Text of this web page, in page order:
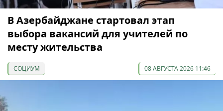
В Азербайджане стартовал этап
выбора вакансий для учителей по
месту жительства
СОЦИУМ 08 АВГУСТА 2026 11:46